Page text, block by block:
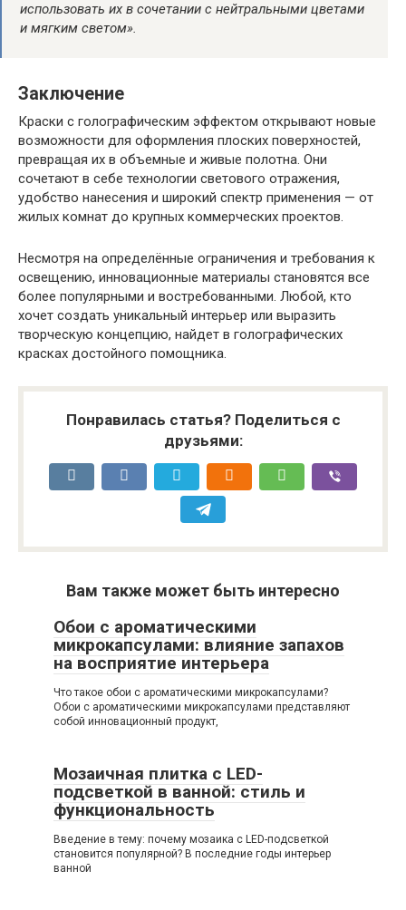
использовать их в сочетании с нейтральными цветами
и мягким светом».
Заключение
Краски с голографическим эффектом открывают новые
возможности для оформления плоских поверхностей,
превращая их в объемные и живые полотна. Они
сочетают в себе технологии светового отражения,
удобство нанесения и широкий спектр применения — от
жилых комнат до крупных коммерческих проектов.
Несмотря на определённые ограничения и требования к
освещению, инновационные материалы становятся все
более популярными и востребованными. Любой, кто
хочет создать уникальный интерьер или выразить
творческую концепцию, найдет в голографических
красках достойного помощника.
Понравилась статья? Поделиться с
друзьями:
Вам также может быть интересно
Обои с ароматическими
микрокапсулами: влияние запахов
на восприятие интерьера
Что такое обои с ароматическими микрокапсулами?
Обои с ароматическими микрокапсулами представляют
собой инновационный продукт,
Мозаичная плитка с LED-
подсветкой в ванной: стиль и
функциональность
Введение в тему: почему мозаика с LED-подсветкой
становится популярной? В последние годы интерьер
ванной